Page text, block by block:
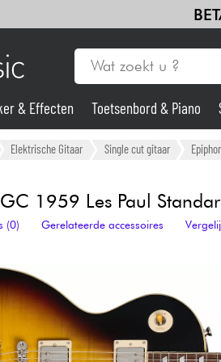
& Effecten Toetsenbord & Piano
Elektrische Gitaar Single cut gitaar
1959 Les Paul
(0) Gerelateerde accessoires